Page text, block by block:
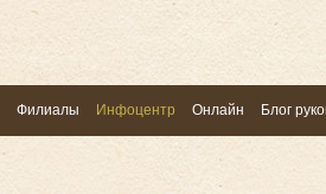
Филиалы Инфоцентр Онлайн Блог